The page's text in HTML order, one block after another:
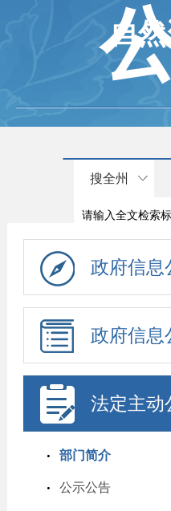
自
搜全州
政府信息
政府信息
法定主动
部门简介
公示公告